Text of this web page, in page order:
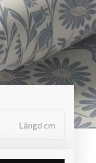
Längd cm